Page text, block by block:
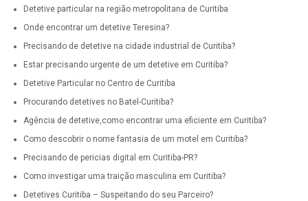
Detetive particular na região metropolitana de Curitiba
Onde encontrar um detetive Teresina?
Precisando de detetive na cidade industrial de Curitiba?
Estar precisando urgente de um detetive em Curitiba?
Detetive Particular no Centro de Curitiba
Procurando detetives no Batel-Curitiba?
Agência de detetive,como encontrar uma eficiente em Curitiba?
Como descobrir o nome fantasia de um motel em Curitiba?
Precisando de pericias digital em Curitiba-PR?
Como investigar uma traição masculina em Curitiba?
Detetives Curitiba – Suspeitando do seu Parceiro?